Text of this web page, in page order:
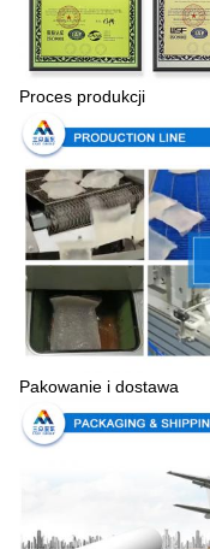
Proces produkcji
Pakowanie i dostawa